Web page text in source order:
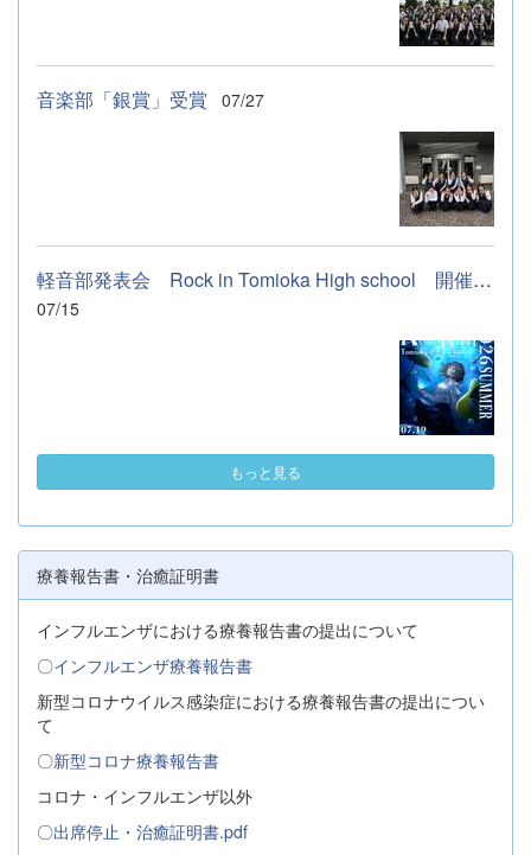
音楽部「銀賞」受賞 07/27
軽音部発表会 Rock in Tomioka High school 開催します
07/15
もっと見る
療養報告書・治癒証明書
インフルエンザにおける療養報告書の提出について
〇インフルエンザ療養報告書
新型コロナウイルス感染症における療養報告書の提出につい
て
〇新型コロナ療養報告書
コロナ・インフルエンザ以外
〇出席停止・治癒証明書.pdf